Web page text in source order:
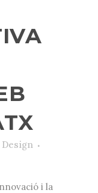
Design
i la